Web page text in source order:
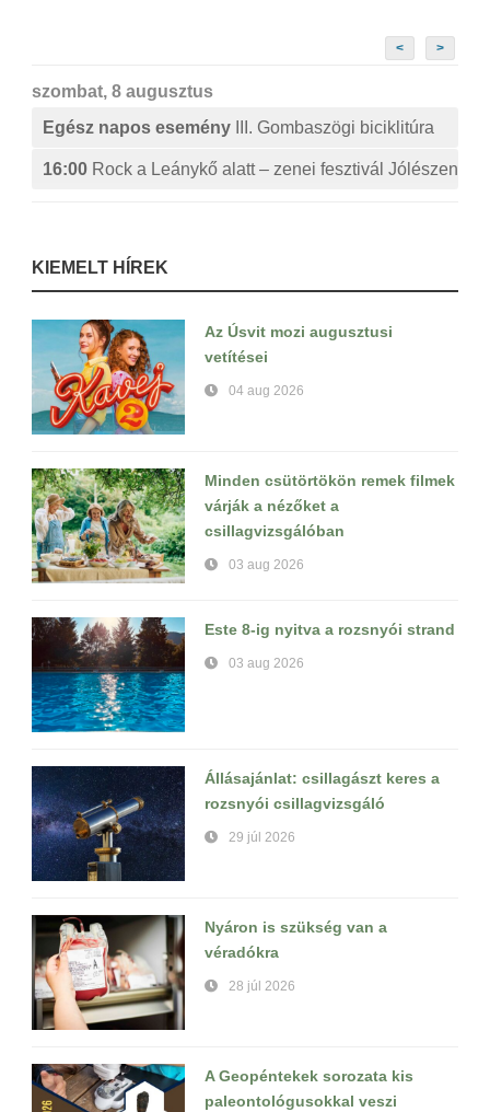
< >
szombat, 8 augusztus
Egész napos esemény
III. Gombaszögi biciklitúra
16:00 Rock a Leánykő alatt – zenei fesztivál Jólészen
KIEMELT HÍREK
Az Úsvit mozi augusztusi
vetítései
04 aug 2026
Minden csütörtökön remek filmek
várják a nézőket a
csillagvizsgálóban
03 aug 2026
Este 8-ig nyitva a rozsnyói strand
03 aug 2026
Állásajánlat: csillagászt keres a
rozsnyói csillagvizsgáló
29 júl 2026
Nyáron is szükség van a
véradókra
28 júl 2026
A Geopéntekek sorozata kis
paleontológusokkal veszi